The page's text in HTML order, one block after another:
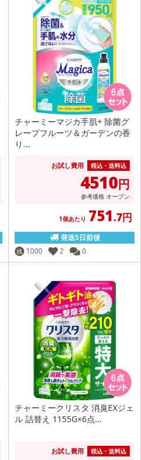
チャーミーマジカ手肌+ 除菌グ
レープフルーツ＆ガーデンの香
り...
お試し費用 税込・送料込
4510円
参考価格 オープン
1個あたり 751.7円
発送5日前後
残 1000 2 0
チャーミークリスタ 消臭EXジェ
ル 詰替え 1155G×6点...
お試し費用 税込・送料込